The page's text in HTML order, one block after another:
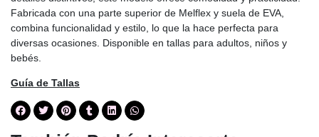
Fabricada con una parte superior de Melflex y suela de EVA,
combina funcionalidad y estilo, lo que la hace perfecta para
diversas ocasiones. Disponible en tallas para adultos, niños y
bebés.
Guía de Tallas